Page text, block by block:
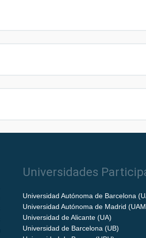
Universidades
Universidad Autónoma de Barcelona
Universidad Autónoma de Madrid
Universidad de Alicante (UA)
Universidad de Barcelona (UB)